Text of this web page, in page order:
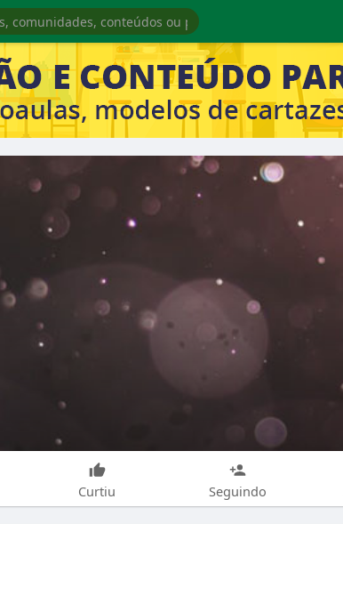
Curtiu Seguindo